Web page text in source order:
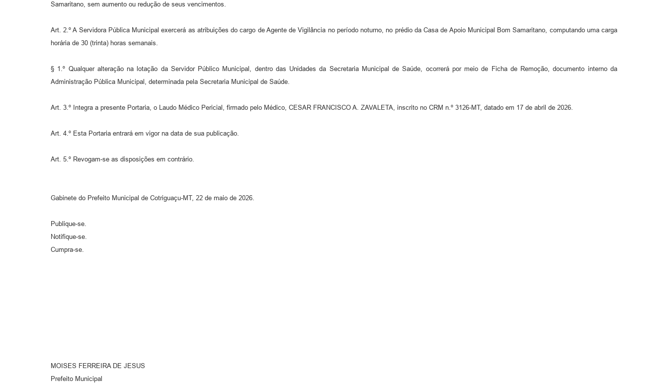
Samaritano, sem aumento ou redução de seus vencimentos.
Art. 2.º A Servidora Pública Municipal exercerá as atribuições do cargo de Agente de Vigilância no período noturno, no prédio da Casa de Apoio Municipal Bom Samaritano, computando uma carga
horária de 30 (trinta) horas semanais.
§ 1.º Qualquer alteração na lotação da Servidor Público Municipal, dentro das Unidades da Secretaria Municipal de Saúde, ocorrerá por meio de Ficha de Remoção, documento interno da
Administração Pública Municipal, determinada pela Secretaria Municipal de Saúde.
Art. 3.º Integra a presente Portaria, o Laudo Médico Pericial, firmado pelo Médico, CESAR FRANCISCO A. ZAVALETA, inscrito no CRM n.º 3126-MT, datado em 17 de abril de 2026.
Art. 4.º Esta Portaria entrará em vigor na data de sua publicação.
Art. 5.º Revogam-se as disposições em contrário.
Gabinete do Prefeito Municipal de Cotriguaçu-MT, 22 de maio de 2026.
Publique-se.
Notifique-se.
Cumpra-se.
MOISES FERREIRA DE JESUS
Prefeito Municipal